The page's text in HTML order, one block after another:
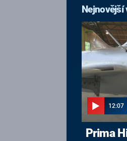
Nejnovější
12:07
Prima